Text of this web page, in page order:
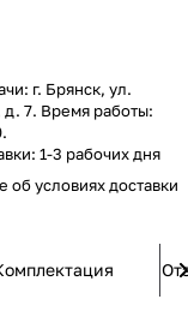
г. Брянск, ул.
7. Время работы:
1-3 рабочих дня
обусловиях доставки